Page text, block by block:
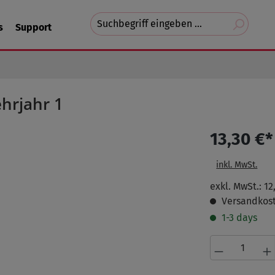
Support
Suchvorschläge
erscheinen
während
1
13,30 €*
inkl. MwSt.
exkl. MwSt.:
1-3 days
Produkt